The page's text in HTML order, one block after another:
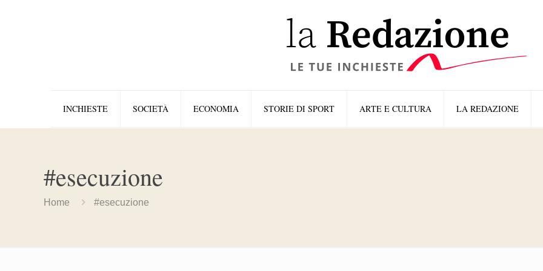
INCHIESTE SOCIETÀ ECONOMIA STORIE DI SPORT ARTE E CULTURA LA REDAZIONE
#esecuzione
Home #esecuzione